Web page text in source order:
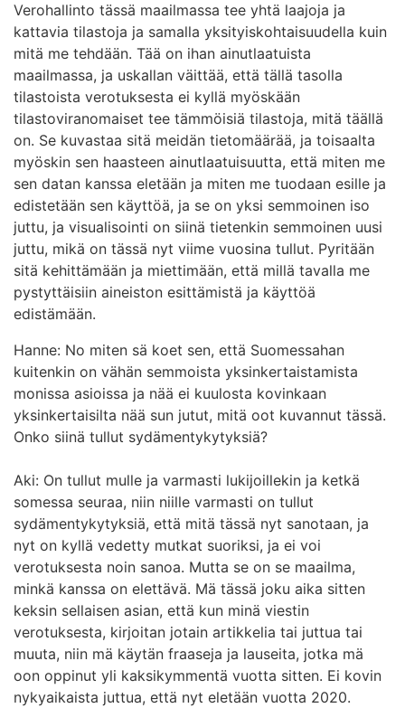
Verohallinto tässä maailmassa tee yhtä laajoja ja
kattavia tilastoja ja samalla yksityiskohtaisuudella kuin
mitä me tehdään. Tää on ihan ainutlaatuista
maailmassa, ja uskallan väittää, että tällä tasolla
tilastoista verotuksesta ei kyllä myöskään
tilastoviranomaiset tee tämmöisiä tilastoja, mitä täällä
on. Se kuvastaa sitä meidän tietomäärää, ja toisaalta
myöskin sen haasteen ainutlaatuisuutta, että miten me
sen datan kanssa eletään ja miten me tuodaan esille ja
edistetään sen käyttöä, ja se on yksi semmoinen iso
juttu, ja visualisointi on siinä tietenkin semmoinen uusi
juttu, mikä on tässä nyt viime vuosina tullut. Pyritään
sitä kehittämään ja miettimään, että millä tavalla me
pystyttäisiin aineiston esittämistä ja käyttöä
edistämään.
Hanne: No miten sä koet sen, että Suomessahan
kuitenkin on vähän semmoista yksinkertaistamista
monissa asioissa ja nää ei kuulosta kovinkaan
yksinkertaisilta nää sun jutut, mitä oot kuvannut tässä.
Onko siinä tullut sydämentykytyksiä?
Aki: On tullut mulle ja varmasti lukijoillekin ja ketkä
somessa seuraa, niin niille varmasti on tullut
sydämentykytyksiä, että mitä tässä nyt sanotaan, ja
nyt on kyllä vedetty mutkat suoriksi, ja ei voi
verotuksesta noin sanoa. Mutta se on se maailma,
minkä kanssa on elettävä. Mä tässä joku aika sitten
keksin sellaisen asian, että kun minä viestin
verotuksesta, kirjoitan jotain artikkelia tai juttua tai
muuta, niin mä käytän fraaseja ja lauseita, jotka mä
oon oppinut yli kaksikymmentä vuotta sitten. Ei kovin
nykyaikaista juttua, että nyt eletään vuotta 2020.